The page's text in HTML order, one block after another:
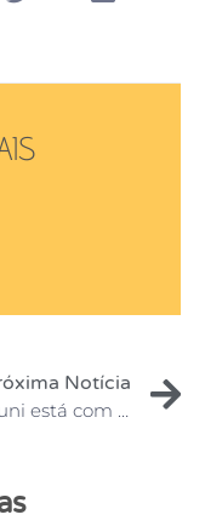
Notícia